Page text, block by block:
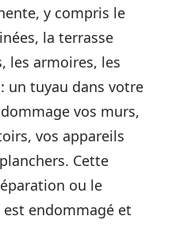
y compris le
la terrasse
les armoires, les
un tuyau dans votre
vos murs,
vos appareils
Cette
ou le
endommagé et